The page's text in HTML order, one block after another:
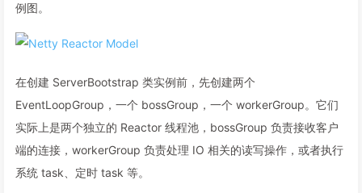
例图。
在创建 ServerBootstrap 类实例前，先创建两个
EventLoopGroup，一个 bossGroup，一个 workerGroup。它们
实际上是两个独立的 Reactor 线程池，bossGroup 负责接收客户
端的连接，workerGroup 负责处理 IO 相关的读写操作，或者执行
系统 task、定时 task 等。